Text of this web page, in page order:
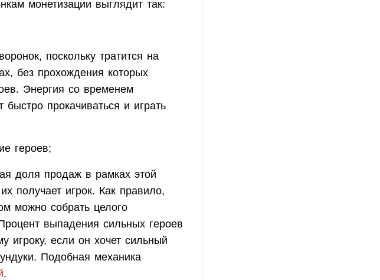
монетизации выглядит так:
поскольку тратится на
без прохождения которых
Энергия со временем
быстро прокачиваться и играть
героев;
доля продаж в рамках этой
получает игрок. Как правило,
можно собрать целого
выпадения сильных героев
игроку, если он хочет сильный
Подобная механика
.